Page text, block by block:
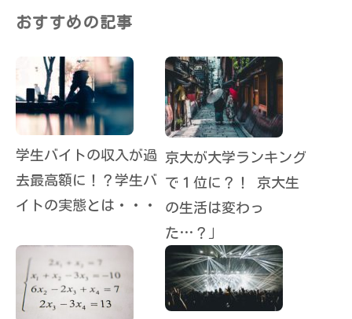
te
おすすめの記事
学生バイトの収入が過
去最高額に！？学生バ
イトの実態とは・・・
京大が大学ランキング
で１位に？！ 京大生
の生活は変わっ
た…？」